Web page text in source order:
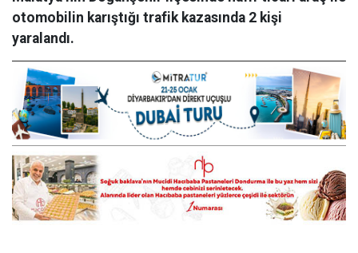
otomobilin karıştığı trafik kazasında 2 kişi
yaralandı.